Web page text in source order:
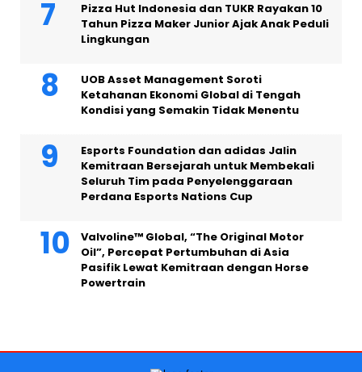
Pizza Hut Indonesia dan TUKR Rayakan 10
Tahun Pizza Maker Junior Ajak Anak Peduli
Lingkungan
UOB Asset Management Soroti
Ketahanan Ekonomi Global di Tengah
Kondisi yang Semakin Tidak Menentu
Esports Foundation dan adidas Jalin
Kemitraan Bersejarah untuk Membekali
Seluruh Tim pada Penyelenggaraan
Perdana Esports Nations Cup
Valvoline™ Global, “The Original Motor
Oil”, Percepat Pertumbuhan di Asia
Pasifik Lewat Kemitraan dengan Horse
Powertrain